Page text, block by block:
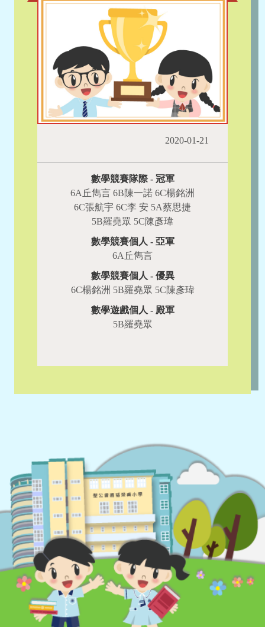
2020-01-21
數學競賽隊際 - 冠軍
6A丘雋言 6B陳一諾 6C楊銘洲
6C張航宇 6C李 安 5A蔡思捷
5B羅堯眾 5C陳彥瑋
數學競賽個人 - 亞軍
6A丘雋言
數學競賽個人 - 優異
6C楊銘洲 5B羅堯眾 5C陳彥瑋
數學遊戲個人 - 殿軍
5B羅堯眾